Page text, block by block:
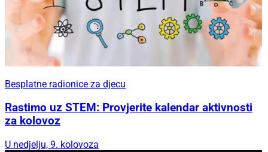
Besplatne radionice za djecu
Rastimo uz STEM: Provjerite kalendar aktivnosti
za kolovoz
U nedjelju, 9. kolovoza